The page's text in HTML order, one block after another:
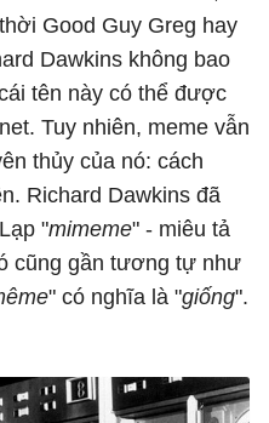
Good Guy Greg hay
Dawkins không bao
tên này có thể được
Tuy nhiên, meme vẫn
thủy của nó: cách
Richard Dawkins đã
"mimeme" - miêu tả
cũng gần tương tự như
" có nghĩa là "giống".